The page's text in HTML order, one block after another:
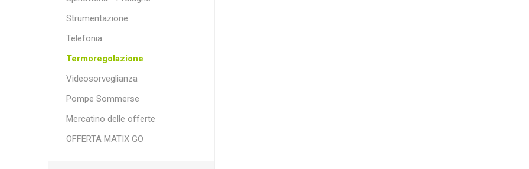
Strumentazione
Telefonia
Termoregolazione
Videosorveglianza
Pompe Sommerse
Mercatino delle offerte
OFFERTA MATIX GO